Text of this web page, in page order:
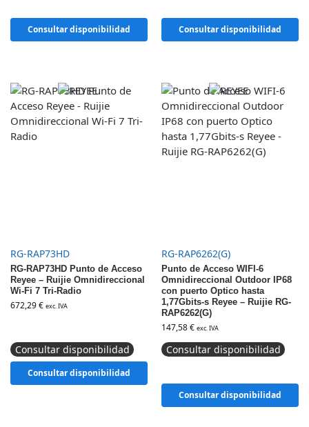
Consultar disponibilidad Consultar disponibilidad
RG-RAP73HD
RG-RAP73HD Punto de Acceso
Reyee – Ruijie Omnidireccional
Wi-Fi 7 Tri-Radio
672,29€ exc. IVA
Consultar disponibilidad
Consultar disponibilidad
RG-RAP6262(G)
Punto de Acceso WIFI-6
Omnidireccional Outdoor IP68
con puerto Optico hasta
1,77Gbits-s Reyee – Ruijie RG-
RAP6262(G)
147,58€ exc. IVA
Consultar disponibilidad
Consultar disponibilidad